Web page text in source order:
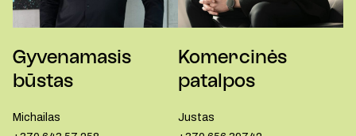
Gyvenamasis
būstas
Michailas
Komercinės
patalpos
Justas